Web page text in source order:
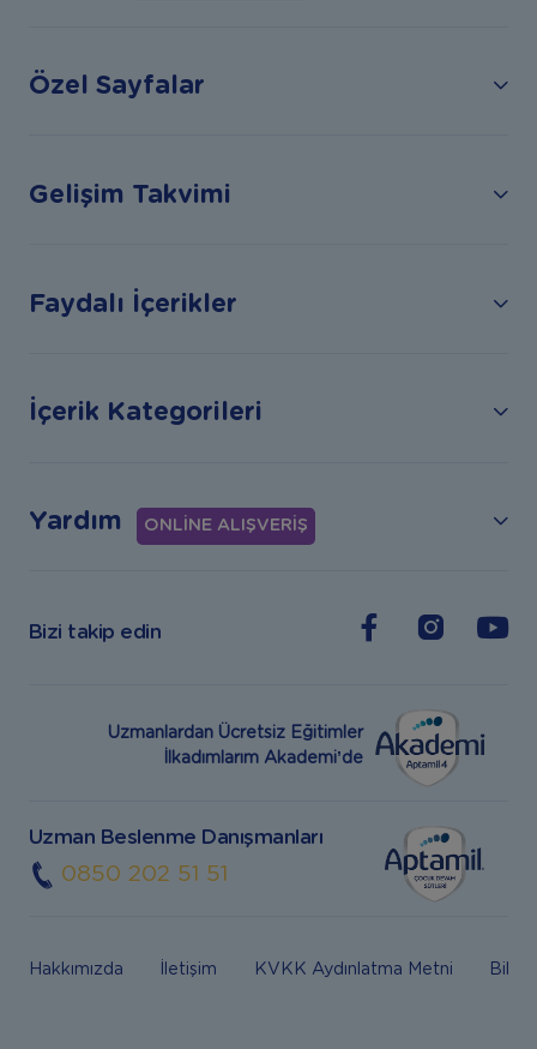
Özel Sayfalar
Gelişim Takvimi
Faydalı İçerikler
İçerik Kategorileri
Yardım ONLİNE ALIŞVERİŞ
Bizi takip edin
Uzmanlardan Ücretsiz Eğitimler
İlkadımlarım Akademi’de
Uzman Beslenme Danışmanları
0850 202 51 51
Hakkımızda İletişim KVKK Aydınlatma Metni Bilgi